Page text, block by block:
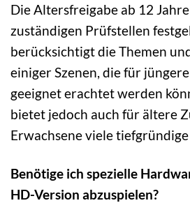
Die Altersfreigabe ab 12
zuständigen Prüfstellen
berücksichtigt die Themen
einiger Szenen, die für jüngere
geeignet erachtet werden
bietet jedoch auch für ältere
Erwachsene viele
Benötige ich spezielle
HD-Version abzuspielen?